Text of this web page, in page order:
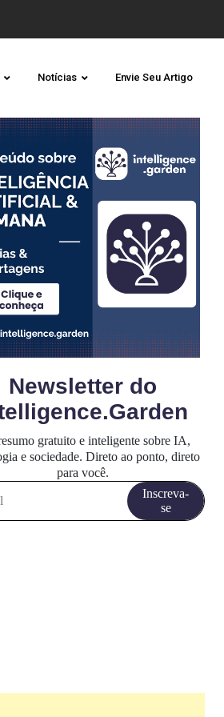
Notícias Envie Seu Artigo